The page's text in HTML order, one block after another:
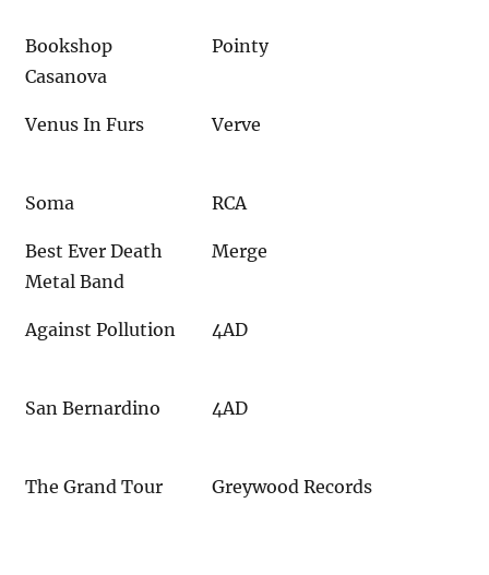
Bookshop
Casanova
Pointy
Venus In Furs Verve
Soma RCA
Best Ever Death
Metal Band
Merge
Against Pollution 4AD
San Bernardino 4AD
The Grand Tour Greywood Records